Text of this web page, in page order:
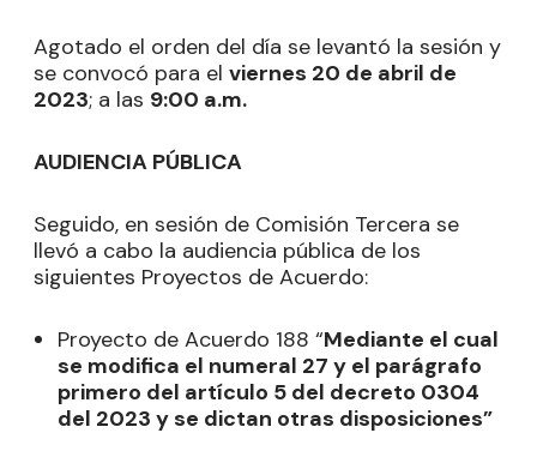
Agotado el orden del día se levantó la sesión y
se convocó para el viernes 20 de abril de
2023; a las 9:00 a.m.
AUDIENCIA PÚBLICA
Seguido, en sesión de Comisión Tercera se
llevó a cabo la audiencia pública de los
siguientes Proyectos de Acuerdo:
Proyecto de Acuerdo 188 “Mediante el cual
se modifica el numeral 27 y el parágrafo
primero del artículo 5 del decreto 0304
del 2023 y se dictan otras disposiciones”